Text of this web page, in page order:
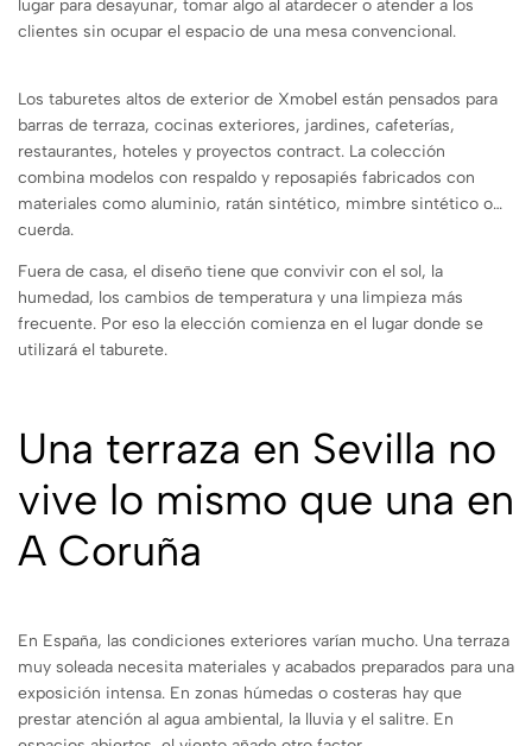
lugar para desayunar, tomar algo al atardecer o atender a los
clientes sin ocupar el espacio de una mesa convencional.
Los taburetes altos de exterior de Xmobel están pensados para
barras de terraza, cocinas exteriores, jardines, cafeterías,
restaurantes, hoteles y proyectos contract. La colección
combina modelos con respaldo y reposapiés fabricados con
materiales como aluminio, ratán sintético, mimbre sintético o
cuerda.
Fuera de casa, el diseño tiene que convivir con el sol, la
humedad, los cambios de temperatura y una limpieza más
frecuente. Por eso la elección comienza en el lugar donde se
utilizará el taburete.
Una terraza en Sevilla no
vive lo mismo que una en
A Coruña
En España, las condiciones exteriores varían mucho. Una terraza
muy soleada necesita materiales y acabados preparados para una
exposición intensa. En zonas húmedas o costeras hay que
prestar atención al agua ambiental, la lluvia y el salitre. En